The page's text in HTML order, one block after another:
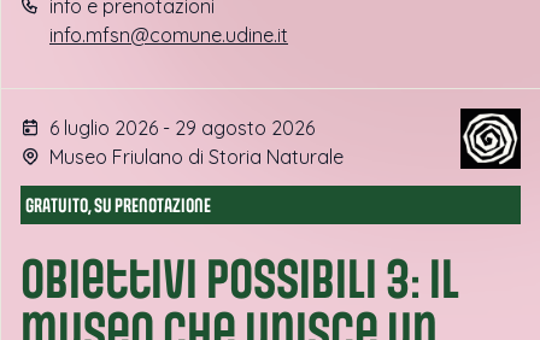
info e prenotazioni
info.mfsn@comune.udine.it
6 luglio 2026 - 29 agosto 2026
Museo Friulano di Storia Naturale
GRATUITO, SU PRENOTAZIONE
Obiettivi possibili 3: il